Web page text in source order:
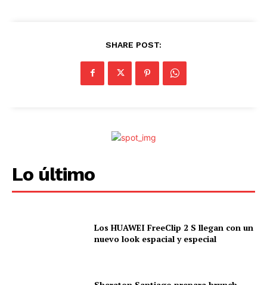
SHARE POST:
Lo último
Los HUAWEI FreeClip 2 S llegan con un
nuevo look espacial y especial